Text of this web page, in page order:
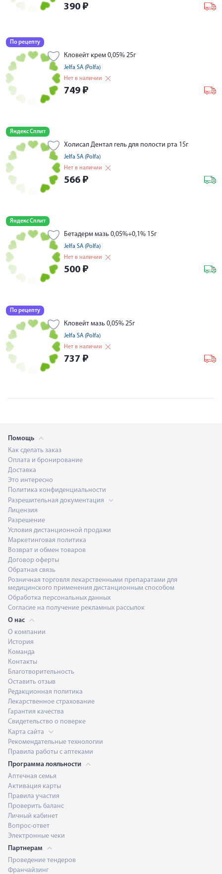
390 ₽
По рецепту
Кловейт крем 0,05% 25г
Jelfa SA (Polfa)
Нет в наличии
749 ₽
Яндекс Сплит
Холисал Дентал гель для полости рта 15г
Jelfa SA (Polfa)
Нет в наличии
566 ₽
Яндекс Сплит
Бетадерм мазь 0,05%+0,1% 15г
Jelfa SA (Polfa)
Нет в наличии
500 ₽
По рецепту
Кловейт мазь 0,05% 25г
Jelfa SA (Polfa)
Нет в наличии
737 ₽
Помощь
Как сделать заказ
Оплата и бронирование
Доставка
Это интересно
Политика конфиденциальности
Разрешительная документация
Лицензия
Разрешение
Условия дистанционной продажи
Маркетинговая политика
Возврат и обмен товаров
Договор оферты
Обратная связь
Розничная торговля лекарственными препаратами для
медицинского применения дистанционным способом
Обработка персональных данных
Согласие на получение рекламных рассылок
О нас
О компании
История
Команда
Контакты
Благотворительность
Оставить отзыв
Редакционная политика
Лекарственное страхование
Гарантия качества
Свидетельство о поверке
Карта сайта
Рекомендательные технологии
Правила работы с аптеками
Программа лояльности
Аптечная семья
Активация карты
Правила участия
Проверить баланс
Личный кабинет
Вопрос-ответ
Электронные чеки
Партнерам
Проведение тендеров
Франчайзинг